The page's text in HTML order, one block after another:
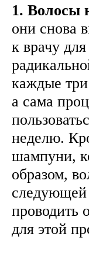
1. Волосы
они снова
к врачу
каждые
а сама
неделю.
шампуни,
образом,
проводить
для этой